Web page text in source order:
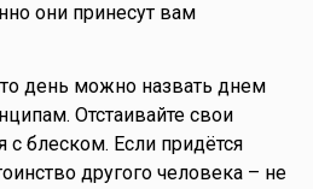
они принесут вам
день можно назвать днем
Отстаивайте свои
с блеском. Если придётся
другого человека – не